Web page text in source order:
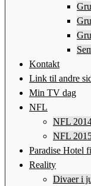
Kontakt
Link til andre
Min TV dag
NFL
NFL
NFL
Paradise Hotel
Reality
Divaer i